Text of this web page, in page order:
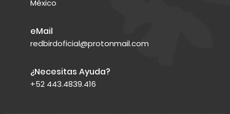
México
eMail
redbirdoficial@protonmail.com
¿Necesitas Ayuda?
+52 443.4839.416